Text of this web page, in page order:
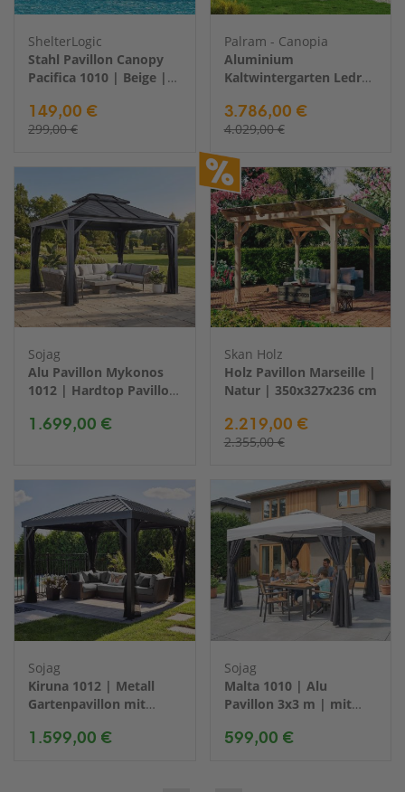
ShelterLogic
Stahl Pavillon Canopy
Pacifica 1010 | Beige |
149,00 €
299,00 €
Palram - Canopia
Aluminium
Kaltwintergarten Ledro
295x295x276 cm
3.786,00 €
4.029,00 €
Sojag
Alu Pavillon Mykonos
1012 | Hardtop Pavillon
| 299x364x291cm
1.699,00 €
Skan Holz
Holz Pavillon Marseille |
Natur | 350x327x236 cm
2.219,00 €
2.355,00 €
Sojag
Kiruna 1012 | Metall
Gartenpavillon mit
1.599,00 €
Sojag
Malta 1010 | Alu
Pavillon 3x3 m | mit
Textildach
599,00 €